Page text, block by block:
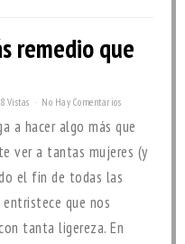
remedio que
Vistas No Hay Comentarios
a hacer algo más que
ver a tantas mujeres (y
el fin de todas las
que nos
tanta ligereza. En